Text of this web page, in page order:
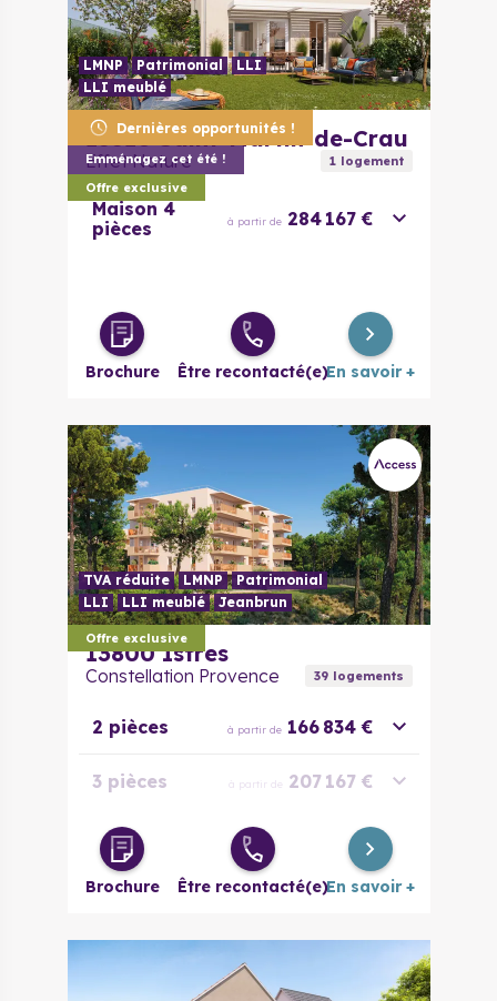
Dernières opportunités !
Emménagez cet été !
Offre exclusive
LMNP Patrimonial
LLI
LLI meublé
13310 Saint-Martin-de-Crau
Effet Nature 1logement
Maison 4
pièces
à partir de 284 167 €
Brochure Être recontacté(e)En savoir +
Offre exclusive
TVA réduite LMNP
Patrimonial
LLI
LLI meublé Jeanbrun
13800 Istres
Constellation Provence 39logements
2 pièces à partir de 166 834 €
3 pièces à partir de 207 167 €
4 pièces à partir de 256 668 €
Brochure Être recontacté(e)En savoir +